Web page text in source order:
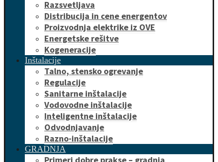
Razsvetljava
Distribucija in cene energentov
Proizvodnja elektrike iz OVE
Energetske rešitve
Kogeneracije
Inštalacije
Talno, stensko ogrevanje
Regulacije
Sanitarne inštalacije
Vodovodne inštalacije
Inteligentne inštalacije
Odvodnjavanje
Razno-inštalacije
GRADNJA